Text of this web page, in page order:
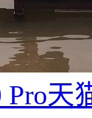
Pro天